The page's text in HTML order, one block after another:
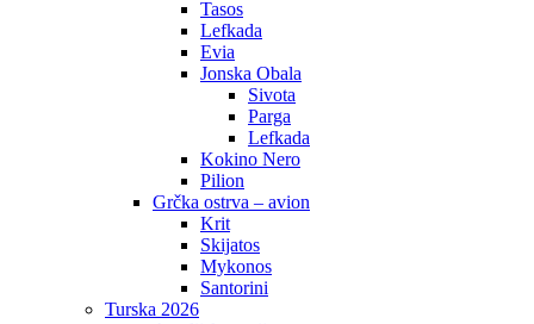
Tasos
Lefkada
Evia
Jonska Obala
Sivota
Parga
Lefkada
Kokino Nero
Pilion
Grčka ostrva – avion
Krit
Skijatos
Mykonos
Santorini
Turska 2026